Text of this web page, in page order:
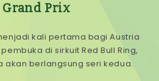
Prix
kali pertama bagi Austria
di sirkuit Red Bull Ring,
akan berlangsung seri kedua.